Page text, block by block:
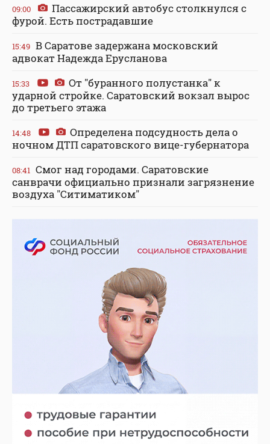
09:00
Пассажирский автобус столкнулся с
фурой. Есть пострадавшие
15:49 В Саратове задержана московский
адвокат Надежда Ерусланова
15:33
От "буранного полустанка" к
ударной стройке. Саратовский вокзал вырос
до третьего этажа
14:48
Определена подсудность дела о
ночном ДТП саратовского вице-губернатора
08:41 Смог над городами. Саратовские
санврачи официально признали загрязнение
воздуха "Ситиматиком"